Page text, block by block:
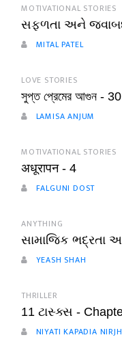
MOTIVATIONAL STORIES
સફળતા અને
MITAL PATEL
LOVE STORIES
সুপ্ত প্রেমের আগুন - 30
LAMISA ANJUM
MOTIVATIONAL STORIES
अधूरापन - 4
FALGUNI DOST
ANYTHING
સામાજિક ભદ્રતા
YEASH SHAH
THRILLER
11 ટાસ્ક્સ -
NIYATI KAPADIA